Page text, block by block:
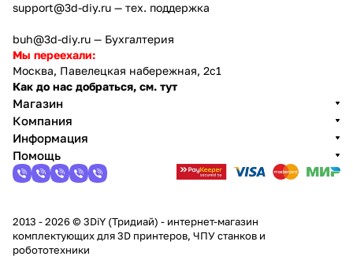
support@3d-diy.ru — тех. поддержка
buh@3d-diy.ru — Бухгалтерия
Мы переехали:
Москва, Павелецкая набережная, 2с1
Как до нас добраться, см. тут
Магазин
Компания
Информация
Помощь
2013 - 2026 © 3DiY (Тридиай) - интернет-магазин
комплектующих для 3D принтеров, ЧПУ станков и
робототехники